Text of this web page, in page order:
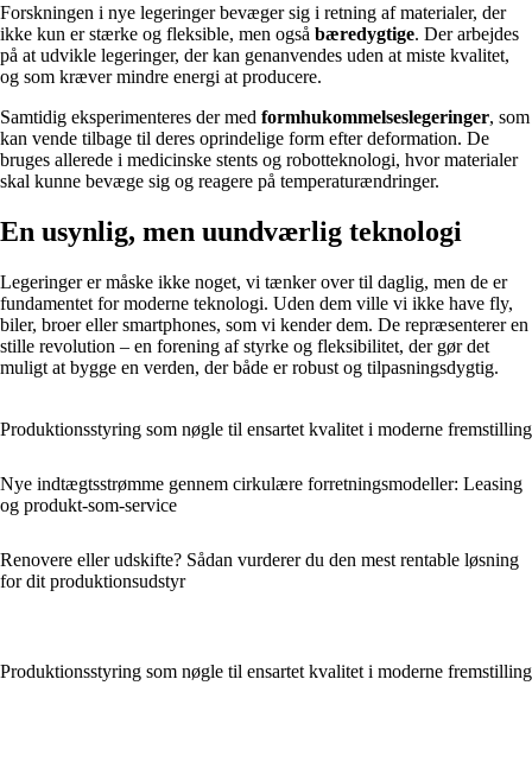
Forskningen i nye legeringer bevæger sig i retning af materialer, der
ikke kun er stærke og fleksible, men også bæredygtige. Der arbejdes
på at udvikle legeringer, der kan genanvendes uden at miste kvalitet,
og som kræver mindre energi at producere.
Samtidig eksperimenteres der med formhukommelseslegeringer, som
kan vende tilbage til deres oprindelige form efter deformation. De
bruges allerede i medicinske stents og robotteknologi, hvor materialer
skal kunne bevæge sig og reagere på temperaturændringer.
En usynlig, men uundværlig teknologi
Legeringer er måske ikke noget, vi tænker over til daglig, men de er
fundamentet for moderne teknologi. Uden dem ville vi ikke have fly,
biler, broer eller smartphones, som vi kender dem. De repræsenterer en
stille revolution – en forening af styrke og fleksibilitet, der gør det
muligt at bygge en verden, der både er robust og tilpasningsdygtig.
Produktionsstyring som nøgle til ensartet kvalitet i moderne fremstilling
Nye indtægtsstrømme gennem cirkulære forretningsmodeller: Leasing
og produkt‑som‑service
Renovere eller udskifte? Sådan vurderer du den mest rentable løsning
for dit produktionsudstyr
Produktionsstyring som nøgle til ensartet kvalitet i moderne fremstilling